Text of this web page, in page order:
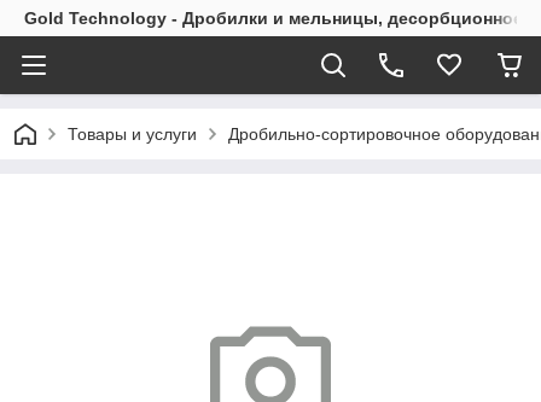
Gold Technology - Дробилки и мельницы, десорбционное
Товары и услуги Дробильно-сортировочное